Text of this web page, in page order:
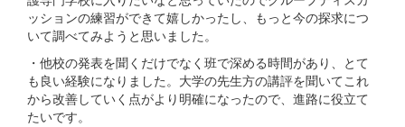
ッションの練習ができて嬉しかったし、もっと今の探求につ
いて調べてみようと思いました。
・他校の発表を聞くだけでなく班で深める時間があり、とて
も良い経験になりました。大学の先生方の講評を聞いてこれ
から改善していく点がより明確になったので、進路に役立て
たいです。